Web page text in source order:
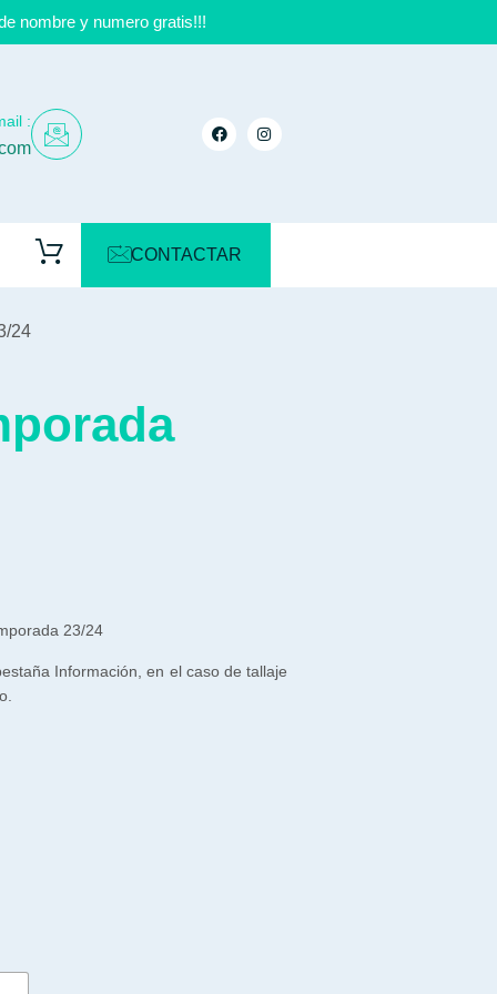
nombre y numero gratis!!!
:
CONTACTAR
24
23/24
Información, en el caso de tallaje